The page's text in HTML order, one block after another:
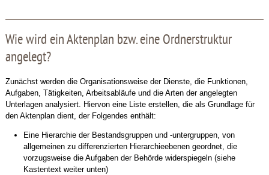
Wie wird ein Aktenplan bzw. eine Ordnerstruktur
angelegt?
Zunächst werden die Organisationsweise der Dienste, die Funktionen,
Aufgaben, Tätigkeiten, Arbeitsabläufe und die Arten der angelegten
Unterlagen analysiert. Hiervon eine Liste erstellen, die als Grundlage für
den Aktenplan dient, der Folgendes enthält:
Eine Hierarchie der Bestandsgruppen und -untergruppen, von
allgemeinen zu differenzierten Hierarchieebenen geordnet, die
vorzugsweise die Aufgaben der Behörde widerspiegeln (siehe
Kastentext weiter unten)